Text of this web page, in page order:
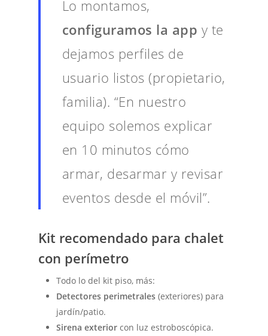
Lo montamos,
configuramos la app y te
dejamos perfiles de
usuario listos (propietario,
familia). “En nuestro
equipo solemos explicar
en 10 minutos cómo
armar, desarmar y revisar
eventos desde el móvil”.
Kit recomendado para chalet
con perímetro
Todo lo del kit piso, más:
Detectores perimetrales (exteriores) para
jardín/patio.
Sirena exterior con luz estroboscópica.